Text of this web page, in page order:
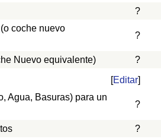
?
coche nuevo
?
Nuevo equivalente) ?
[Editar]
Agua, Basuras) para un
?
?